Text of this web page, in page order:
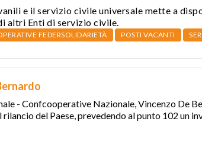
e il servizio civile universale mette a
altri Enti di servizio civile.
FEDERSOLIDARIETÀ POSTI VACANTI
- Confcooperative Nazionale, Vincenzo De
del Paese, prevedendo al punto 102 un